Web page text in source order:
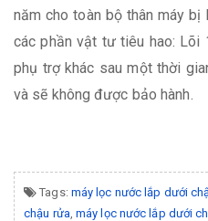
năm cho toàn bộ thân máy
các phần vật tư tiêu hao: Lõi
phụ trợ khác sau một thời
và sẽ không được bảo hành.
Tags: máy lọc nước lắp dưới
chậu rửa ,máy lọc nước lắp dưới